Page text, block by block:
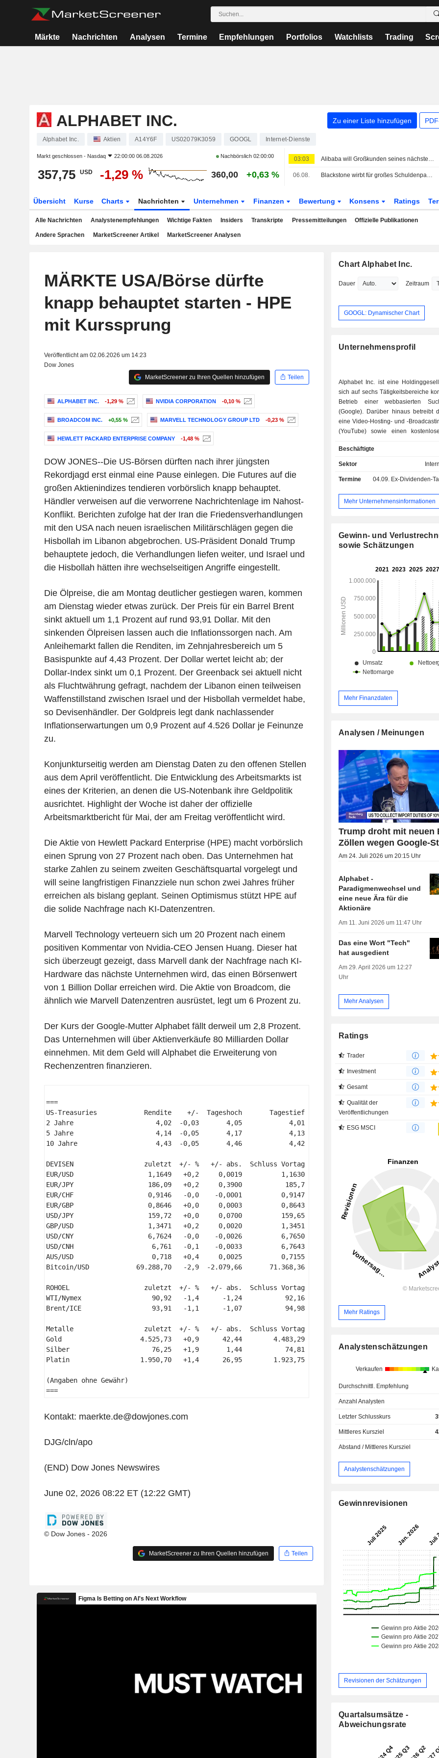
Märkte Nachrichten Analysen Termine Empfehlungen Portfolios Watchlists Trading
ALPHABET INC. Zu einer Liste hinzufügen
Alphabet Inc. Aktien A14Y6F US02079K3059 GOOGL Internet-Dienste
Markt geschlossen - Nasdaq 22:00:00 06.08.2026 Nachbörslich02:00:00
357,75 USD -1,29 % 360,00 +0,63 %
03:03 Alibaba will Großkunden seines nächsten Open-Source-KI-Modells zur Kasse bitten, sagen Quellen
06.08. Blackstone wirbt für großes Schuldenpaket zur Finanzierung von Anthropics Chip-Deal
Übersicht Kurse Charts Nachrichten Unternehmen Finanzen Bewertung Konsens Ratings
Alle Nachrichten Analystenempfehlungen Wichtige Fakten Insiders Transkripte Pressemitteilungen Offizielle Publikationen
Andere Sprachen MarketScreener Artikel MarketScreener Analysen
MÄRKTE USA/Börse dürfte
knapp behauptet starten - HPE
mit Kurssprung
Veröffentlicht am 02.06.2026 um 14:23
Dow Jones
MarketScreener zu Ihren Quellen hinzufügen
Teilen
ALPHABET INC. -1,29 % NVIDIA CORPORATION -0,10 %
BROADCOM INC. +0,55 % MARVELL TECHNOLOGY GROUP LTD -0,23 %
HEWLETT PACKARD ENTERPRISE COMPANY -1,48 %
DOW JONES--Die US-Börsen dürften nach ihrer jüngsten
Rekordjagd erst einmal eine Pause einlegen. Die Futures auf die
großen Aktienindizes tendieren vorbörslich knapp behauptet.
Händler verweisen auf die verworrene Nachrichtenlage im Nahost-
Konflikt. Berichten zufolge hat der Iran die Friedensverhandlungen
mit den USA nach neuen israelischen Militärschlägen gegen die
Hisbollah im Libanon abgebrochen. US-Präsident Donald Trump
behauptete jedoch, die Verhandlungen liefen weiter, und Israel und
die Hisbollah hätten ihre wechselseitigen Angriffe eingestellt.
Die Ölpreise, die am Montag deutlicher gestiegen waren, kommen
am Dienstag wieder etwas zurück. Der Preis für ein Barrel Brent
sinkt aktuell um 1,1 Prozent auf rund 93,91 Dollar. Mit den
sinkenden Ölpreisen lassen auch die Inflationssorgen nach. Am
Anleihemarkt fallen die Renditen, im Zehnjahresbereich um 5
Basispunkte auf 4,43 Prozent. Der Dollar wertet leicht ab; der
Dollar-Index sinkt um 0,1 Prozent. Der Greenback sei aktuell nicht
als Fluchtwährung gefragt, nachdem der Libanon einen teilweisen
Waffenstillstand zwischen Israel und der Hisbollah vermeldet habe,
so Devisenhändler. Der Goldpreis legt dank nachlassender
Inflationserwartungen um 0,9 Prozent auf 4.526 Dollar je Feinunze
zu.
Konjunkturseitig werden am Dienstag Daten zu den offenen Stellen
aus dem April veröffentlicht. Die Entwicklung des Arbeitsmarkts ist
eines der Kriterien, an denen die US-Notenbank ihre Geldpolitik
ausrichtet. Highlight der Woche ist daher der offizielle
Arbeitsmarktbericht für Mai, der am Freitag veröffentlicht wird.
Die Aktie von Hewlett Packard Enterprise (HPE) macht vorbörslich
einen Sprung von 27 Prozent nach oben. Das Unternehmen hat
starke Zahlen zu seinem zweiten Geschäftsquartal vorgelegt und
will seine langfristigen Finanzziele nun schon zwei Jahres früher
erreichen als bislang geplant. Seinen Optimismus stützt HPE auf
die solide Nachfrage nach KI-Datenzentren.
Marvell Technology verteuern sich um 20 Prozent nach einem
positiven Kommentar von Nvidia-CEO Jensen Huang. Dieser hat
sich überzeugt gezeigt, dass Marvell dank der Nachfrage nach KI-
Hardware das nächste Unternehmen wird, das einen Börsenwert
von 1 Billion Dollar erreichen wird. Die Aktie von Broadcom, die
ähnlich wie Marvell Datenzentren ausrüstet, legt um 6 Prozent zu.
Der Kurs der Google-Mutter Alphabet fällt derweil um 2,8 Prozent.
Das Unternehmen will über Aktienverkäufe 80 Milliarden Dollar
einnehmen. Mit dem Geld will Alphabet die Erweiterung von
Rechenzentren finanzieren.
===
US-Treasuries            Rendite    +/-  Tageshoch       Tagestief
2 Jahre                     4,02  -0,03       4,05            4,01
5 Jahre                     4,14  -0,05       4,17            4,13
10 Jahre                    4,43  -0,05       4,46            4,42
DEVISEN                  zuletzt  +/- %   +/- abs.  Schluss Vortag  Mo, 17:48
EUR/USD                   1,1649   +0,2     0,0019          1,1630     1,1622
EUR/JPY                   186,09   +0,2     0,3900           185,7   185,5600
EUR/CHF                   0,9146   -0,0    -0,0001          0,9147     0,9143
EUR/GBP                   0,8646   +0,0     0,0003          0,8643     0,8643
USD/JPY                   159,72   +0,0     0,0700          159,65   159,6400
GBP/USD                   1,3471   +0,2     0,0020          1,3451     1,3444
USD/CNY                   6,7624   -0,0    -0,0026          6,7650     6,7650
USD/CNH                    6,761   -0,1    -0,0033          6,7643     6,7665
AUS/USD                    0,718   +0,4     0,0025          0,7155     0,7152
Bitcoin/USD            69.288,70   -2,9  -2.079,66       71.368,36  71.118,09
ROHOEL                   zuletzt  +/- %   +/- abs.  Schluss Vortag
WTI/Nymex                  90,92   -1,4      -1,24           92,16
Brent/ICE                  93,91   -1,1      -1,07           94,98
Metalle                  zuletzt  +/- %   +/- abs.  Schluss Vortag
Gold                    4.525,73   +0,9      42,44        4.483,29
Silber                     76,25   +1,9       1,44           74,81
Platin                  1.950,70   +1,4      26,95        1.923,75
(Angaben ohne Gewähr)
===
Kontakt: maerkte.de@dowjones.com
DJG/cln/apo
(END) Dow Jones Newswires
June 02, 2026 08:22 ET (12:22 GMT)
© Dow Jones - 2026
MarketScreener zu Ihren Quellen hinzufügen Teilen
Chart Alphabet Inc.
Dauer Zeitraum
GOOGL: Dynamischer Chart
Unternehmensprofil
Alphabet Inc. ist eine
sich auf sechs Tätigkeitsbereiche
Betrieb einer webbasierten
(Google). Darüber hinaus betreibt
eine Video-Hosting- und -
(YouTube) sowie einen
Produktion von
Hausautomatisierung (Nest
für Thermostate,
Forschung und Entwicklung
Biotechnologie (Calico):
künstliche Intelligenz
Investmentdienstleistungen:
Bereich neuer Technologien tätig
Ventures), und eines
etablierte Unternehmen (Google
Betrieb einer
Internetzugangsnetzinfrastruktur
Der Nettoumsatz verteilt sich
folgt: Vereinigte Staaten (47,6 %),
%), Europa-Naher Osten-Afrika
Asien-Pazifik (16,8 %).
Beschäftigte
Sektor
Termine 04.09. Ex-Dividenden-Tag -
Mehr Unternehmensinformationen
Gewinn- und
sowie Schätzungen
Mehr Finanzdaten
Analysen / Meinungen
Trump droht mit neuen
Zöllen wegen Google-
Am 24. Juli 2026 um 20:15 Uhr
Alphabet -
Paradigmenwechsel und
eine neue Ära für die
Aktionäre
Am 11. Juni 2026 um 11:47 Uhr
Das eine Wort "Tech"
hat ausgedient
Am 29. April 2026 um 12:27
Uhr
Mehr Analysen
Ratings
Trader
Investment
Gesamt
Qualität der
Veröffentlichungen
ESG MSCI
Mehr Ratings
Analystenschätzungen
Verkaufen
Durchschnittl. Empfehlung
Anzahl Analysten
Letzter Schlusskurs
Mittleres Kursziel
Abstand / Mittleres Kursziel
Analystenschätzungen
Gewinnrevisionen
Revisionen der Schätzungen
Quartalsumsätze -
Abweichungsrate